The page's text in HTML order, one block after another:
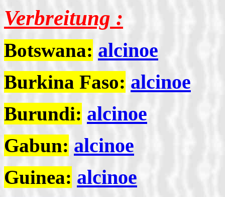
Verbreitung :
Botswana: alcinoe
Burkina Faso: alcinoe
Burundi: alcinoe
Gabun: alcinoe
Guinea: alcinoe